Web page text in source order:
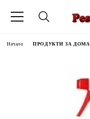
Начало ПРОДУКТИ ЗА ДОМА